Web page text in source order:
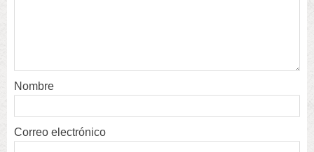
Nombre
Correo electrónico